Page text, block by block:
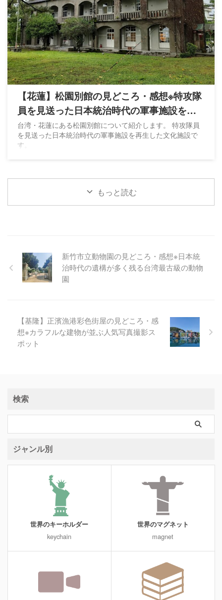
【花蓮】松園別館の見どころ・感想※特攻隊
員を見送った日本統治時代の軍事施設を再
生
台湾・花蓮にある松園別館について紹介します。 特攻隊員
を見送った日本統治時代の軍事施設を再生した文化施設で
す。
もっと読む
新竹市立動物園の見どころ・感想※日本統
治時代の遺構が多く残る台湾最古級の動物
園
【基隆】正濱漁港彩色街屋の見どころ・感
想※カラフルな建物が並ぶ人気写真撮影ス
ポット
検索
ジャンル別
世界のキーホルダー
keychain
世界のマグネット
magnet